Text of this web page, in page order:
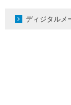
ディジタルメ